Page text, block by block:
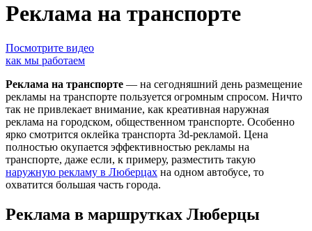
Реклама на транспорте
Посмотрите видео
как мы работаем
Реклама на транспорте — на сегодняшний день размещение
рекламы на транспорте пользуется огромным спросом. Ничто
так не привлекает внимание, как креативная наружная
реклама на городском, общественном транспорте. Особенно
ярко смотрится оклейка транспорта 3d-рекламой. Цена
полностью окупается эффективностью рекламы на
транспорте, даже если, к примеру, разместить такую
наружную рекламу в Люберцах на одном автобусе, то
охватится большая часть города.
Реклама в маршрутках Люберцы